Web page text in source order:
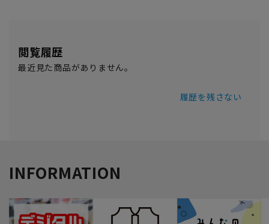
閲覧履歴
最近見た商品がありません。
履歴を残さない
INFORMATION